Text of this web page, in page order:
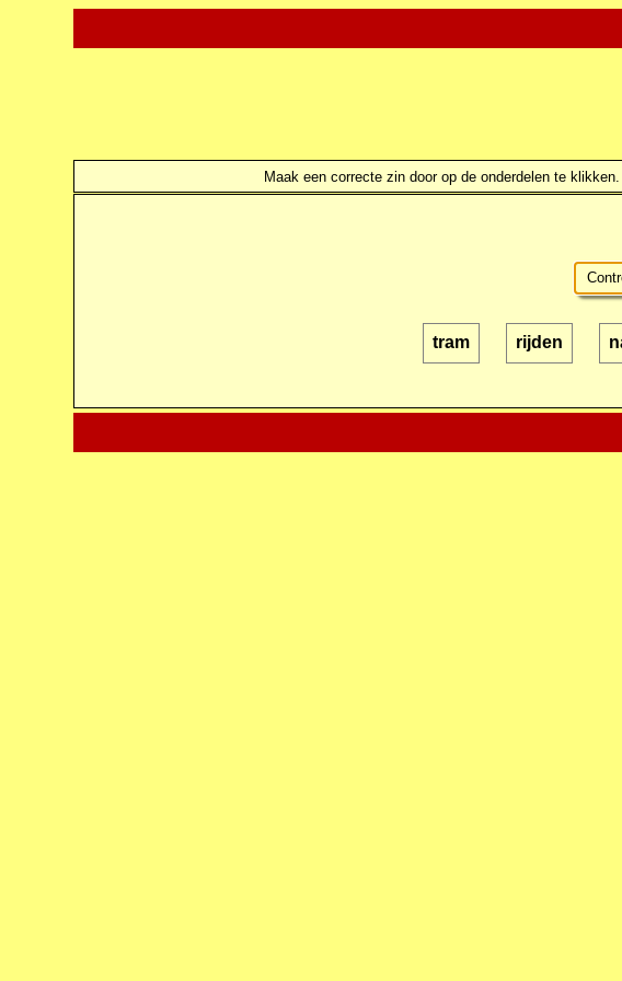
Maak een correcte zin door op de onderdelen te
tram rijden